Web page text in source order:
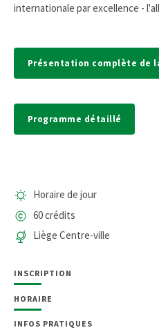
internationale par excellence -
Présentation complète de
Programme détaillé
Horaire de jour
60 crédits
Liège Centre-ville
INSCRIPTION
HORAIRE
INFOS PRATIQUES